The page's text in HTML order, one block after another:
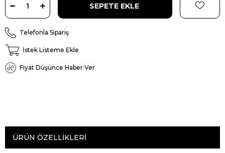
Telefonla Sipariş
İstek Listeme Ekle
Fiyat Düşünce Haber Ver
ÜRÜN ÖZELLIKLERI